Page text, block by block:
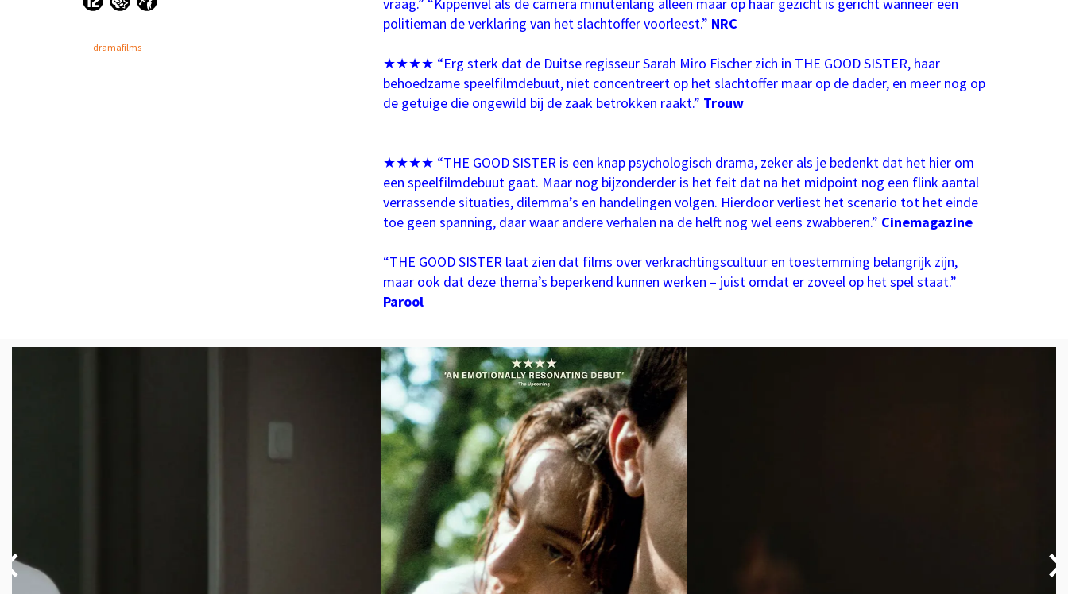
politieman de verklaring van het slachtoffer voorleest.” NRC
★★★★ “Erg sterk dat de Duitse regisseur Sarah Miro Fischer zich in THE GOOD SISTER, haar
behoedzame speelfilmdebuut, niet concentreert op het slachtoffer maar op de dader, en meer nog op
de getuige die ongewild bij de zaak betrokken raakt.” Trouw
★★★★ “THE GOOD SISTER is een knap psychologisch drama, zeker als je bedenkt dat het hier om
een speelfilmdebuut gaat. Maar nog bijzonderder is het feit dat na het midpoint nog een flink aantal
verrassende situaties, dilemma’s en handelingen volgen. Hierdoor verliest het scenario tot het einde
toe geen spanning, daar waar andere verhalen na de helft nog wel eens zwabberen.” Cinemagazine
“THE GOOD SISTER laat zien dat films over verkrachtingscultuur en toestemming belangrijk zijn,
maar ook dat deze thema’s beperkend kunnen werken – juist omdat er zoveel op het spel staat.”
Parool
dramafilms